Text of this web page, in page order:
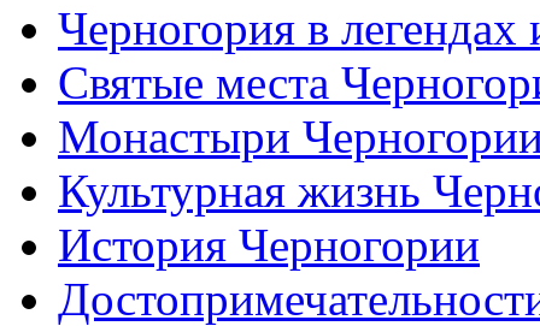
Черногория в легендах
Святые места
Монастыри
Культурная жизнь
История Черногории